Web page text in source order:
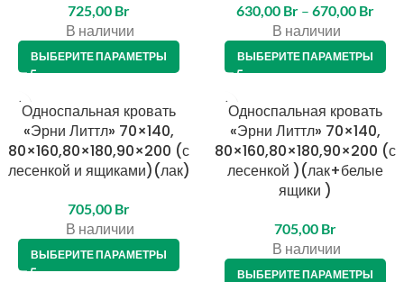
725,00 Br
В наличии
ВЫБЕРИТЕ ПАРАМЕТРЫ
630,00 Br – 670,00 Br
В наличии
ВЫБЕРИТЕ ПАРАМЕТРЫ
Односпальная кровать
«Эрни Литтл» 70×140,
80×160,80×180,90×200 (с
лесенкой и ящиками)(лак)
705,00 Br
В наличии
ВЫБЕРИТЕ ПАРАМЕТРЫ
Односпальная кровать
«Эрни Литтл» 70×140,
80×160,80×180,90×200 (с
лесенкой )(лак+белые
ящики )
705,00 Br
В наличии
ВЫБЕРИТЕ ПАРАМЕТРЫ